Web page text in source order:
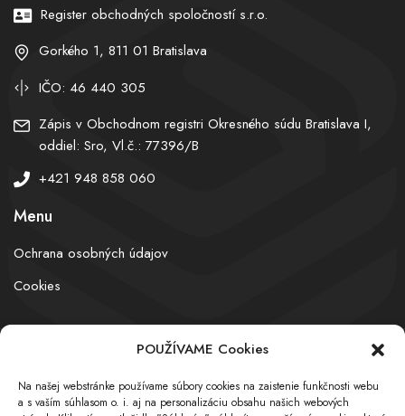
POUŽÍVAME Cookies
Na našej webstránke používame súbory cookies na zaistenie funkčnosti webu
a s vaším súhlasom o. i. aj na personalizáciu obsahu našich webových
Register obchodných spoločností s.r.o.
Gorkého 1, 811 01 Bratislava
IČO: 46 440 305
Zápis v Obchodnom registri Okresného súdu Bratislava I,
oddiel: Sro, Vl.č.: 77396/B
+421 948 858 060
Menu
Ochrana osobných údajov
Cookies